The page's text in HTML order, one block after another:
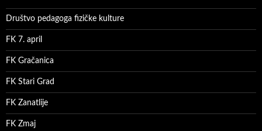
Društvo pedagoga fizičke kulture
FK 7. april
FK Gračanica
FK Stari Grad
FK Zanatlije
FK Zmaj